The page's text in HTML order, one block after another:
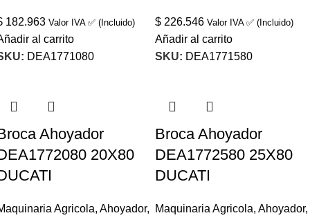
182.963 Valor IVA ✅ (Incluido)
al carrito
DEA1771080
$ 226.546 Valor IVA ✅ (Incluido)
Añadir al carrito
SKU: DEA1771580
Ahoyador
20X80
Agricola, Ahoyador,
Broca Ahoyador
DEA1772580 25X80
DUCATI
Maquinaria Agricola, Ahoyador,